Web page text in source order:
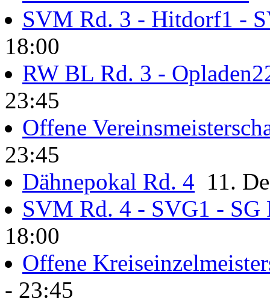
SVM Rd. 3 - Hitdorf1 -
18:00
RW BL Rd. 3 -
23:45
Offene
23:45
Dähnepokal Rd. 4 11.
SVM Rd. 4 - SVG1 - SG
18:00
Offene
- 23:45